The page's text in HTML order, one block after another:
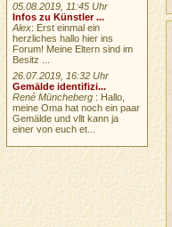
05.08.2019, 11:45 Uhr
Infos zu Künstler ...
Alex: Erst einmal ein
herzliches hallo hier ins
Forum! Meine Eltern sind im
Besitz ...
26.07.2019, 16:32 Uhr
Gemälde identifizi...
René Müncheberg : Hallo,
meine Oma hat noch ein paar
Gemälde und vllt kann ja
einer von euch et...